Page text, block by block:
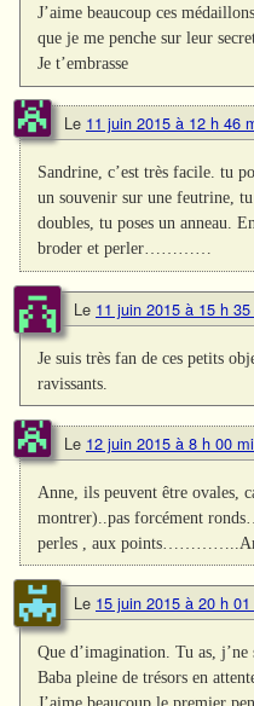
J’aime beaucoup ces
que je me penche sur leur
Je t’embrasse
Le 11 juin 2015 à 12 h 46
Sandrine, c’est très facile. tu
un souvenir sur une feutrine,
doubles, tu poses un anneau.
broder et perler…………
Le 11 juin 2015 à 15 h
Je suis très fan de ces petits
ravissants.
Le 12 juin 2015 à 8 h 00
Anne, ils peuvent être ovales,
montrer)..pas forcément
perles , aux
Le 15 juin 2015 à 20 h
Que d’imagination. Tu as,
Baba pleine de trésors en